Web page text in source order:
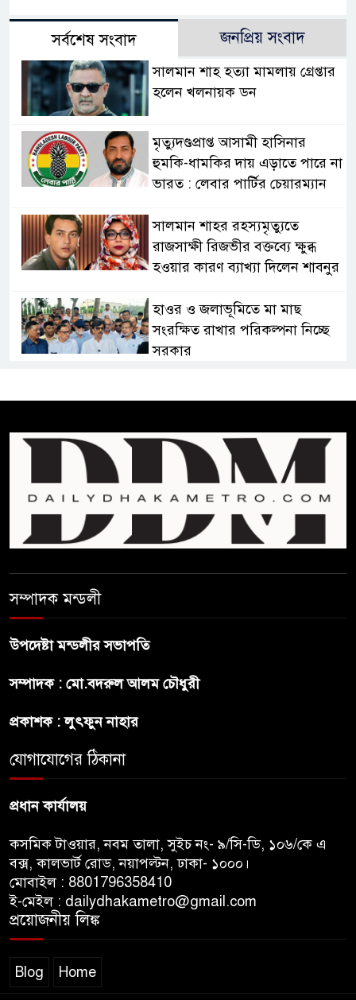
সর্বশেষ সংবাদ জনপ্রিয় সংবাদ
সালমান শাহ হত্যা মামলায় গ্রেপ্তার
হলেন খলনায়ক ডন
মৃত্যুদণ্ডপ্রাপ্ত আসামী হাসিনার
হুমকি-ধামকির দায় এড়াতে পারে না
ভারত : লেবার পার্টির চেয়ারম্যান
সালমান শাহর রহস্যমৃত্যুতে
রাজসাক্ষী রিজভীর বক্তব্যে ক্ষুব্ধ
হওয়ার কারণ ব্যাখ্যা দিলেন শাবনুর
হাওর ও জলাভূমিতে মা মাছ
সংরক্ষিত রাখার পরিকল্পনা নিচ্ছে
সরকার
চিকিৎসকদের পেশাগত দায়িত্বে
রাজনীতি যেন বাধা না হয় :
প্রধানমন্ত্রী
ফিফা সভাপতির বিরুদ্ধে এবার
অস্ট্রেলিয়ার অখ্যাত একাদশের
সম্পাদক মন্ডলী
উপদেষ্টা মন্ডলীর সভাপতি
সম্পাদক : মো.বদরুল আলম চৌধুরী
প্রকাশক : লুৎফুন নাহার
যোগাযোগের ঠিকানা
প্রধান কার্যালয়
কসমিক টাওয়ার, নবম তালা, সুইচ নং- ৯/সি-ডি, ১০৬/কে এ
বক্স, কালভার্ট রোড, নয়াপল্টন, ঢাকা- ১০০০।
মোবাইল : 8801796358410
ই-মেইল : dailydhakametro@gmail.com
প্রয়োজনীয় লিঙ্ক
Blog Home